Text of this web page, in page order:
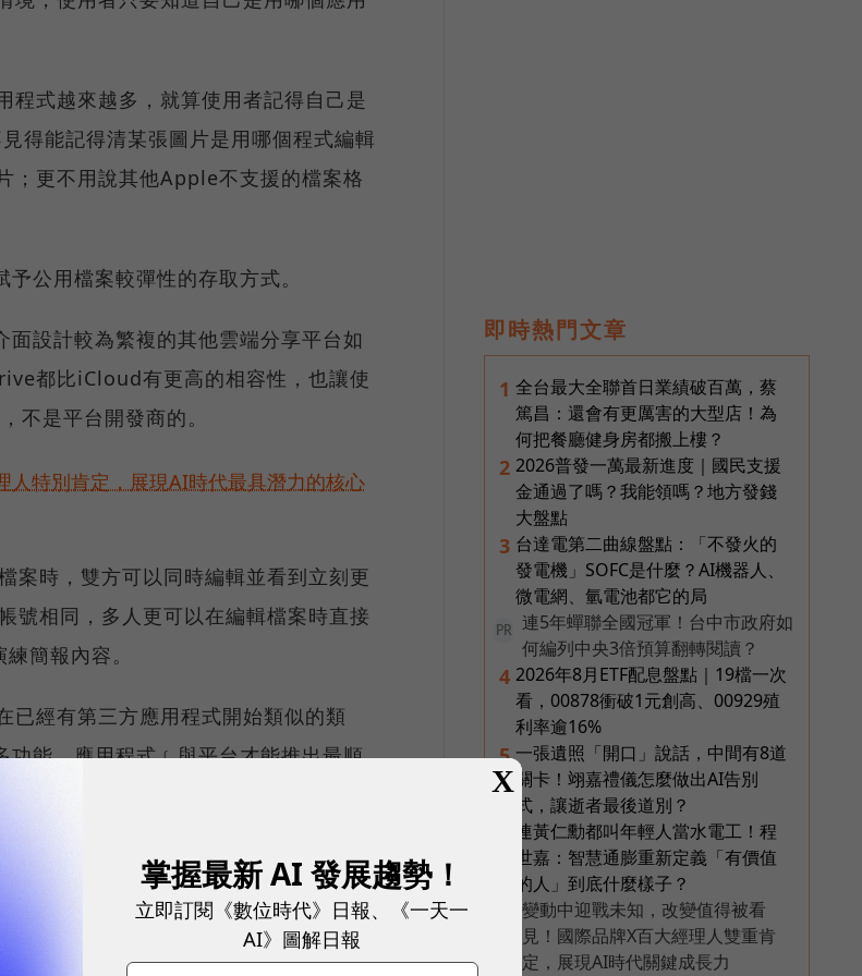
程式越來越多，就算使用者記得自己是
得能記得清某張圖片是用哪個程式編輯
；更不用說其他Apple不支援的檔案格
公用檔案較彈性的存取方式。
設計較為繁複的其他雲端分享平台如
都比iCloud有更高的相容性，也讓使
不是平台開發商的。
人特別肯定，展現AI時代最具潛力的核心
案時，雙方可以同時編輯並看到立刻更
號相同，多人更可以在編輯檔案時直接
簡報內容。
已經有第三方應用程式開始類似的類
能、應用程式﹝與平台才能推出最順
高工作效率的好幫手。
即時熱門文章
1 全台最大全聯首日業績破百萬，蔡
篤昌：還會有更厲害的大型店！為
何把餐廳健身房都搬上樓？
2 2026普發一萬最新進度｜國民支援
金通過了嗎？我能領嗎？地方發錢
大盤點
3 台達電第二曲線盤點：「不發火的
發電機」SOFC是什麼？AI機器人、
微電網、氫電池都它的局
PR
連5年蟬聯全國冠軍！台中市政府如
何編列中央3倍預算翻轉閱讀？
4 2026年8月ETF配息盤點｜19檔一次
看，00878衝破1元創高、00929殖
利率逾16%
5 一張遺照「開口」說話，中間有8道
關卡！翊嘉禮儀怎麼做出AI告別
式，讓逝者最後道別？
連黃仁勳都叫年輕人當水電工！程
世嘉：智慧通膨重新定義「有價值
的人」到底什麼樣子？
變動中迎戰未知，改變值得被看
見！國際品牌X百大經理人雙重肯
定，展現AI時代關鍵成長力
X
掌握最新 AI 發展趨勢！
立即訂閱《數位時代》日報、《一天一
AI》圖解日報